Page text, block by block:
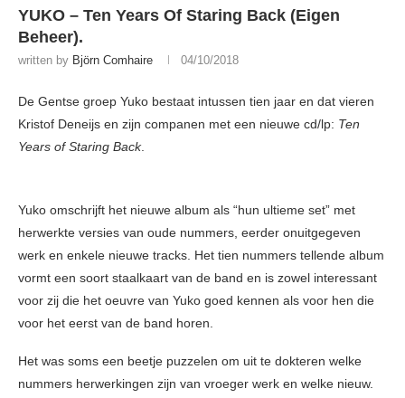
YUKO – Ten Years Of Staring Back (Eigen
Beheer).
written by Björn Comhaire 04/10/2018
De Gentse groep Yuko bestaat intussen tien jaar en dat vieren
Kristof Deneijs en zijn companen met een nieuwe cd/lp: Ten
Years of Staring Back.
Yuko omschrijft het nieuwe album als “hun ultieme set” met
herwerkte versies van oude nummers, eerder onuitgegeven
werk en enkele nieuwe tracks. Het tien nummers tellende album
vormt een soort staalkaart van de band en is zowel interessant
voor zij die het oeuvre van Yuko goed kennen als voor hen die
voor het eerst van de band horen.
Het was soms een beetje puzzelen om uit te dokteren welke
nummers herwerkingen zijn van vroeger werk en welke nieuw.